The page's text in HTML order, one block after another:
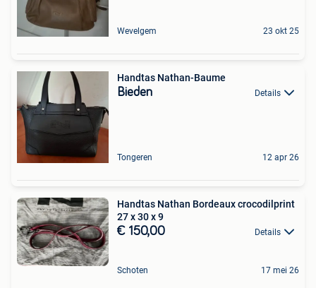
Wevelgem 23 okt 25
Handtas Nathan-Baume
Bieden Details
Tongeren 12 apr 26
Handtas Nathan Bordeaux crocodilprint
27 x 30 x 9
€ 150,00 Details
Schoten 17 mei 26